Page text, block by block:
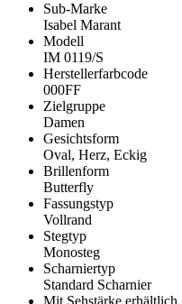
Sub-Marke
Isabel Marant
Modell
IM 0119/S
Herstellerfarbcode
000FF
Zielgruppe
Damen
Gesichtsform
Oval, Herz, Eckig
Brillenform
Butterfly
Fassungstyp
Vollrand
Stegtyp
Monosteg
Scharniertyp
Standard Scharnier
Mit Sehstärke erhältlich